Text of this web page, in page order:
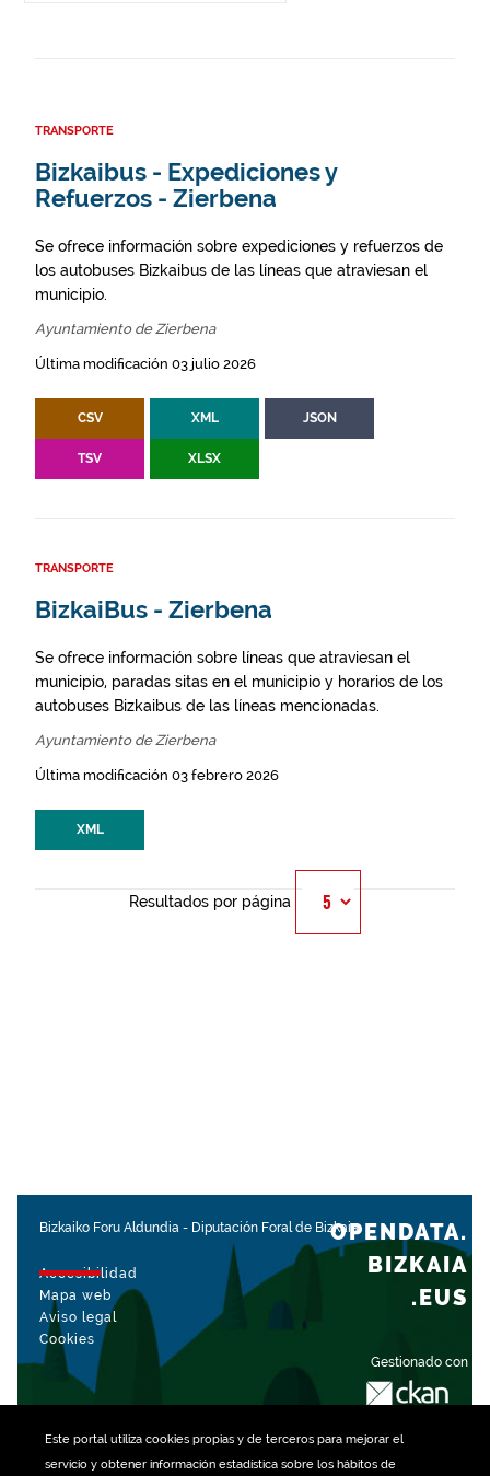
Este portal utiliza cookiespropias y de terceros para mejorar el
servicio y obtener información estadística sobre los hábitos de
TRANSPORTE
Bizkaibus - Expediciones y
Refuerzos - Zierbena
Se ofrece información sobre expediciones y refuerzos de
los autobuses Bizkaibus de las líneas que atraviesan el
municipio.
Ayuntamiento de Zierbena
Última modificación 03 julio 2026
CSV XML JSON
TSV XLSX
TRANSPORTE
BizkaiBus - Zierbena
Se ofrece información sobre líneas que atraviesan el
municipio, paradas sitas en el municipio y horarios de los
autobuses Bizkaibus de las líneas mencionadas.
Ayuntamiento de Zierbena
Última modificación 03 febrero 2026
XML
Resultados por página
Bizkaiko Foru Aldundia - Diputación Foral de Bizkaia
Accesibilidad
Mapa web
Aviso legal
Cookies
Gestionado con
OPENDATA.
BIZKAIA
.EUS